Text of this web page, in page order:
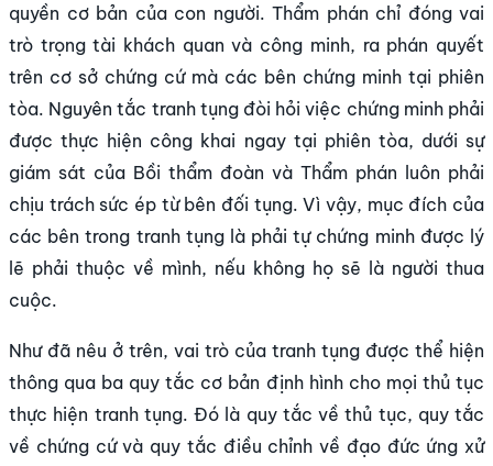
quyền cơ bản của con người. Thẩm phán chỉ đóng vai
trò trọng tài khách quan và công minh, ra phán quyết
trên cơ sở chứng cứ mà các bên chứng minh tại phiên
tòa. Nguyên tắc tranh tụng đòi hỏi việc chứng minh phải
được thực hiện công khai ngay tại phiên tòa, dưới sự
giám sát của Bồi thẩm đoàn và Thẩm phán luôn phải
chịu trách sức ép từ bên đối tụng. Vì vậy, mục đích của
các bên trong tranh tụng là phải tự chứng minh được lý
lẽ phải thuộc về mình, nếu không họ sẽ là người thua
cuộc.
Như đã nêu ở trên, vai trò của tranh tụng được thể hiện
thông qua ba quy tắc cơ bản định hình cho mọi thủ tục
thực hiện tranh tụng. Đó là quy tắc về thủ tục, quy tắc
về chứng cứ và quy tắc điều chỉnh về đạo đức ứng xử